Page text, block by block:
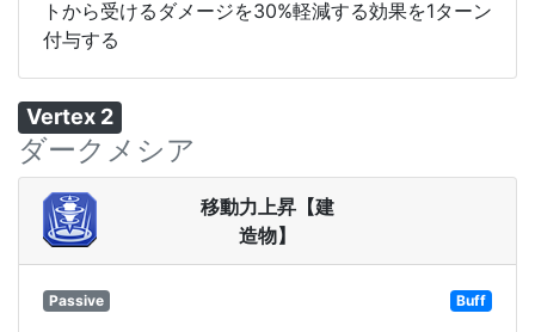
トから受けるダメージを30%軽減する効果を1ターン
付与する
Vertex 2
ダークメシア
移動力上昇【建
造物】
Passive Buff